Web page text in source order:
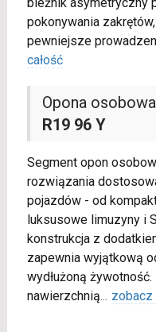
pokonywania
pewniejsze
całość
Opona
R19 96 Y
Segment opon
rozwiązania
pojazdów - od
luksusowe limuzyny i
konstrukcja z
zapewnia wyjątkową
wydłużoną
nawierzchnią... zobacz